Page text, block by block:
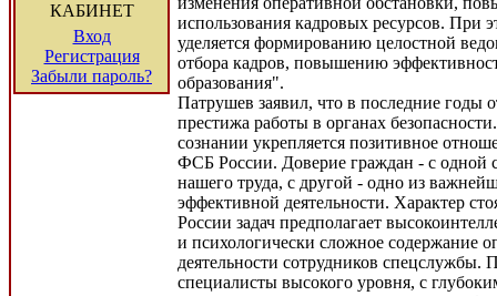
КАБИНЕТ
Вход
Регистрация
Забыли пароль?
использования кадровых ресурсов. При
уделяется формированию целостной
отбора кадров, повышению
образования".
Патрушев заявил, что в последние годы
престижа работы в органах
сознании укрепляется позитивное
ФСБ России. Доверие граждан - с одной
нашего труда, с другой - одно из
эффективной деятельности. Характер
России задач предполагает
и психологически сложное содержание
деятельности сотрудников
специалисты высокого уровня, с